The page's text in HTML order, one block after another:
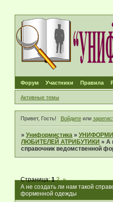
Форум Участники Правила
Активные темы
Привет, Гость! Войдитеили
»Униформистика »
ЛЮБИТЕЛЕЙ АТРИБУТИКИ »А
справочник ведомственной
А не создать ли нам такой
форменной одежды
Страница:1 2 »